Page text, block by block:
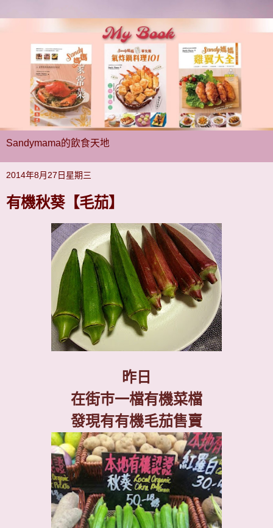
Sandymama的飲食天地
2014年8月27日星期三
有機秋葵【毛茄】
昨日
在街巿一檔有機菜檔
發現有有機毛茄售賣